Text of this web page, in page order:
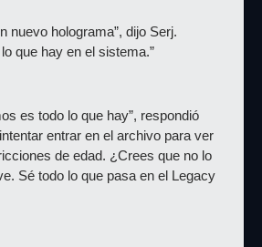
nuevo holograma”, dijo Serj.
que hay en el sistema.”
es todo lo que hay”, respondió
entrar en el archivo para ver
de edad. ¿Crees que no lo
Sé todo lo que pasa en el Legacy